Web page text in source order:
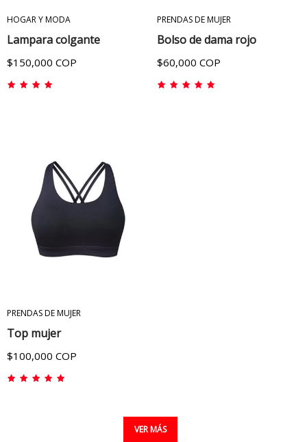
HOGAR Y MODA
Lampara colgante
$150,000 COP
PRENDAS DE MUJER
Bolso de dama rojo
$60,000 COP
PRENDAS DE MUJER
Top mujer
$100,000 COP
VER MÁS